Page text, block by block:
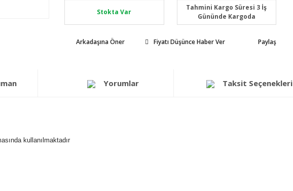
Stokta Var
Tahmini Kargo Süresi 3 İş
Gününde Kargoda
Arkadaşına Öner Fiyatı Düşünce Haber Ver Paylaş
Yorumlar Taksit Seçenekleri
kullanılmaktadır